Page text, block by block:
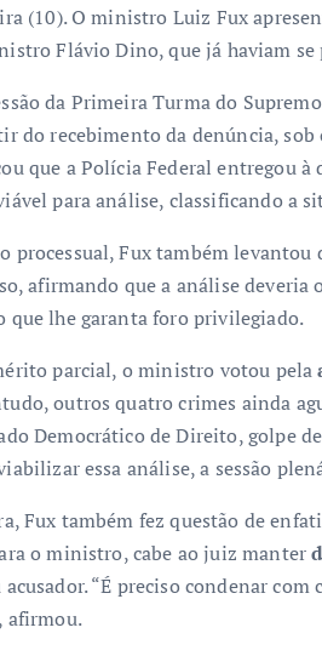
(10). O ministro Luiz Fux
Flávio Dino, que já haviam
da Primeira Turma do
do recebimento da denúncia,
que a Polícia Federal entregou à
para análise, classificando a
processual, Fux também
afirmando que a análise deveria
que lhe garanta foro privilegiado.
parcial, o ministro votou pela
outros quatro crimes ainda
Democrático de Direito, golpe
essa análise, a sessão
Fux também fez questão de
o ministro, cabe ao juiz manter
“É preciso condenar
afirmou.